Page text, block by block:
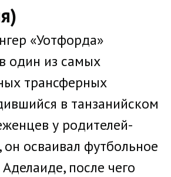
«Уотфорда»
один из самых
трансферных
в танзанийском
у родителей-
осваивал футбольное
после чего